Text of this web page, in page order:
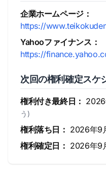
企業ホームページ：
https://
Yahooファイナンス：
https://
次回の権利確定スケ
権利付き最終日：
う)
権利落ち日： 2026年9
権利確定日： 2026年9